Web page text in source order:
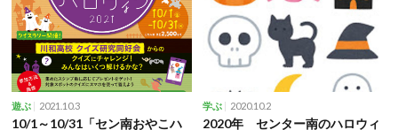
遊ぶ 2021.10.3
10/1～10/31「セン南おやこハ
学ぶ 2020.10.2
2020年 センター南のハロウィ